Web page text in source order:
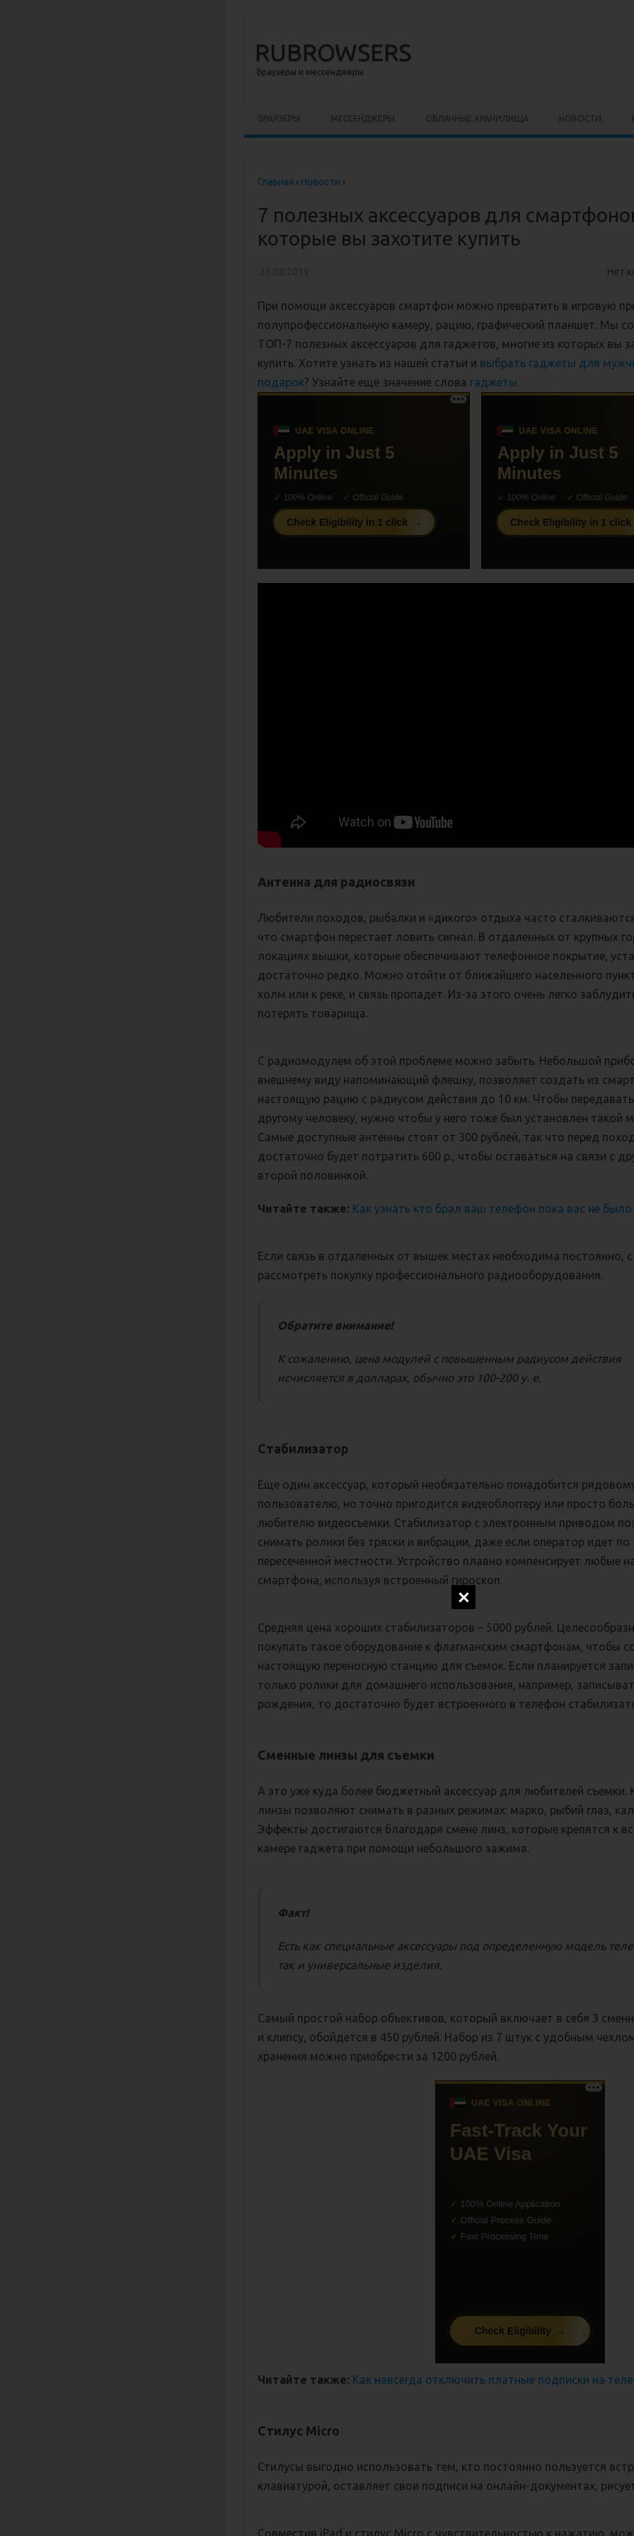
RUBROWSERS
Браузеры и мессенджеры
БРАУЗЕРЫ МЕССЕНДЖЕРЫ ОБЛАЧНЫЕ ХРАНИЛИЩА НОВОСТИ
Главная › Новости ›
7 полезных аксессуаров для
которые вы захотите купить
Нет
При помощи аксессуаров смартфон можно превратить в игровую
полупрофессиональную камеру, рацию, графический планшет. Мы
ТОП-7 полезных аксессуаров для гаджетов, многие из которых вы
купить. Хотите узнать из нашей статьи и выбрать гаджеты для
подарок? Узнайте ещё значение слова гаджеты.
Антенна для радиосвязи
Любители походов, рыбалки и «дикого» отдыха часто
что смартфон перестает ловить сигнал. В отдаленных от крупных
локациях вышки, которые обеспечивают телефонное покрытие,
достаточно редко. Можно отойти от ближайшего населенного
холм или к реке, и связь пропадет. Из-за этого очень легко
потерять товарища.
С радиомодулем об этой проблеме можно забыть. Небольшой
внешнему виду напоминающий флешку, позволяет создать из
настоящую рацию с радиусом действия до 10 км. Чтобы
другому человеку, нужно чтобы у него тоже был установлен такой
Самые доступные антенны стоят от 300 рублей, так что перед
достаточно будет потратить 600 р., чтобы оставаться на связи с
второй половинкой.
Читайте также: Как узнать кто брал ваш телефон пока вас не было
Если связь в отдаленных от вышек местах необходима постоянно,
рассмотреть покупку профессионального радиооборудования.
Обратите внимание!
К сожалению, цена модулей с повышенным радиусом действия
исчисляется в долларах, обычно это 100-200 у. е.
Стабилизатор
Еще один аксессуар, который необязательно понадобится
пользователю, но точно пригодится видеоблоггеру или просто
любителю видеосъемки. Стабилизатор с электронным приводом
снимать ролики без тряски и вибрации, даже если оператор идет по
пересеченной местности. Устройство плавно компенсирует любые
смартфона, используя встроенный гироскоп.
Средняя цена хороших стабилизаторов – 5000 рублей.
покупать такое оборудование к флагманским смартфонам, чтобы
настоящую переносную станцию для съемок. Если планируется
только ролики для домашнего использования, например,
рождения, то достаточно будет встроенного в телефон
Сменные линзы для съемки
А это уже куда более бюджетный аксессуар для любителей съемки.
линзы позволяют снимать в разных режимах: марко, рыбий глаз,
Эффекты достигаются благодаря смене линз, которые крепятся к
камере гаджета при помощи небольшого зажима.
Факт!
Есть как специальные аксессуары под определенную модель
так и универсальные изделия.
Самый простой набор объективов, который включает в себя 3
и клипсу, обойдется в 450 рублей. Набор из 7 штук с удобным
хранения можно приобрести за 1200 рублей.
Читайте также: Как навсегда отключить платные подписки на
Стилус Micro
Стилусы выгодно использовать тем, кто постоянно пользуется
клавиатурой, оставляет свои подписи на онлайн-документах,
Совместив iPad и стилус Micro с чувствительностью к нажатию,